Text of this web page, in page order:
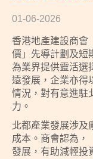
01-06-2026
香港地產建設商會
價」先導計劃及短
為業界提供靈活選
遠發展，企業亦得
情況，對有意進駐
力。
北都產業發展涉及
成本。商會認為，
發展，有助減輕投